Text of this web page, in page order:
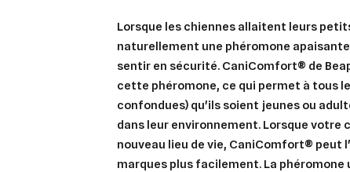
Lorsque les chiennes allaitent leurs
naturellement une phéromone
sentir en sécurité. CaniComfort® de
cette phéromone, ce qui permet à tous
confondues) qu'ils soient jeunes ou
dans leur environnement. Lorsque votre
nouveau lieu de vie, CaniComfort® peut
marques plus facilement. La